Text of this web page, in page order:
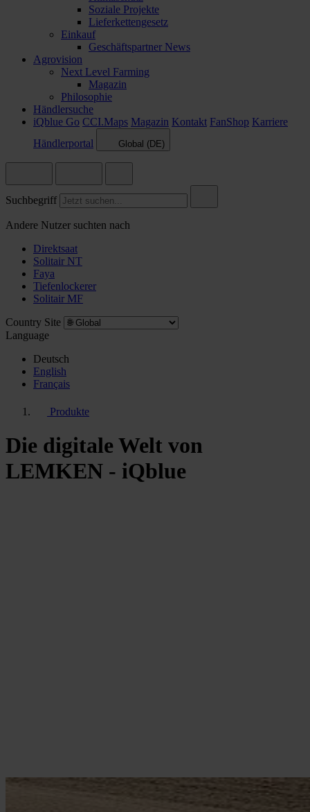
Soziale Projekte
Lieferkettengesetz
Einkauf
Geschäftspartner News
Agrovision
Next Level Farming
Magazin
Philosophie
Händlersuche
iQblue Go CCI.Maps Magazin Kontakt FanShop Karriere
Händlerportal
Global (DE)
Suchbegriff
Andere Nutzer suchten nach
Direktsaat
Solitair NT
Faya
Tiefenlockerer
Solitair MF
Country Site
Language
Deutsch
English
Français
Produkte
Die digitale Welt von
LEMKEN - iQblue